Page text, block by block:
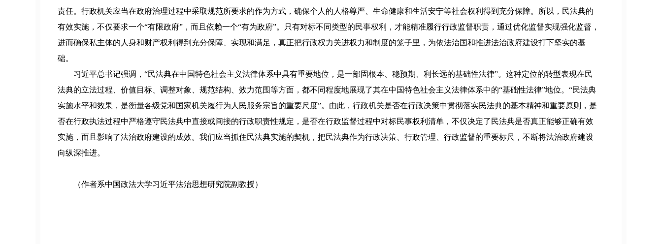
责任。行政机关应当在政府治理过程中采取规范所要求的作为方式，确保个人的人格尊严、生命健康和生活安宁等社会权利得到充分保障。所以，民法典的
有效实施，不仅要求一个“有限政府”，而且依赖一个“有为政府”。只有对标不同类型的民事权利，才能精准履行行政监督职责，通过优化监督实现强化监督，
进而确保私主体的人身和财产权利得到充分保障、实现和满足，真正把行政权力关进权力和制度的笼子里，为依法治国和推进法治政府建设打下坚实的基
础。
习近平总书记强调，“民法典在中国特色社会主义法律体系中具有重要地位，是一部固根本、稳预期、利长远的基础性法律”。这种定位的转型表现在民
法典的立法过程、价值目标、调整对象、规范结构、效力范围等方面，都不同程度地展现了其在中国特色社会主义法律体系中的“基础性法律”地位。“民法典
实施水平和效果，是衡量各级党和国家机关履行为人民服务宗旨的重要尺度”。由此，行政机关是否在行政决策中贯彻落实民法典的基本精神和重要原则，是
否在行政执法过程中严格遵守民法典中直接或间接的行政职责性规定，是否在行政监督过程中对标民事权利清单，不仅决定了民法典是否真正能够正确有效
实施，而且影响了法治政府建设的成效。我们应当抓住民法典实施的契机，把民法典作为行政决策、行政管理、行政监督的重要标尺，不断将法治政府建设
向纵深推进。
（作者系中国政法大学习近平法治思想研究院副教授）